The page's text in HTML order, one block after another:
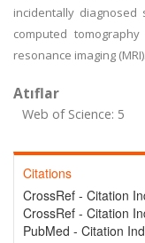
incidentally
computed
resonance imaging (MRI).
Atıflar
Web of Science: 5
Citations
CrossRef - Citation
CrossRef - Citation
PubMed - Citation